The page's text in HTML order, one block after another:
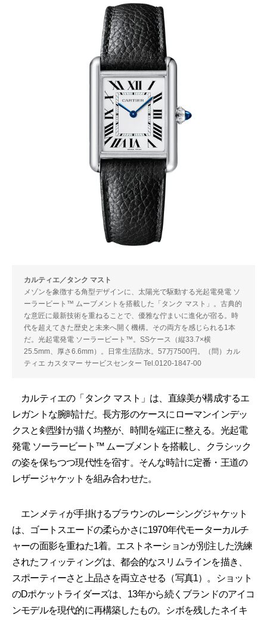
カルティエ／タンク マスト
メゾンを象徴する角型デザインに、太陽光で駆動する光起電発電 ソ
ーラービート™ ムーブメントを搭載した「タンク マスト」。古典的
な意匠に最新技術を重ねることで、優雅な佇まいに進化が宿る。時
代を超えてきた歴史と未来へ開く機構。その両方を感じられる1本
だ。光起電発電 ソーラービート™。SSケース（縦33.7×横
25.5mm、厚さ6.6mm）。日常生活防水。57万7500円。（問）カル
ティエ カスタマー サービスセンター Tel.0120-1847-00
カルティエの「タンク マスト」は、直線美が構成するエ
レガントな腕時計だ。長方形のケースにローマンインデッ
クスと剣型針が描く均整が、時間を端正に整える。光起電
発電 ソーラービート™ ムーブメントを搭載し、クラシック
の姿を保ちつつ現代性を宿す。そんな時計に定番・王道の
レザージャケットを組み合わせた。
エンメティが手掛けるブラウンのレーシングジャケット
は、ゴートスエードの柔らかさに1970年代モーターカルチ
ャーの面影を重ねた1着。エストネーションが別注した洗練
されたフィッティングは、都会的なスリムラインを描き、
スポーティーさと上品さを両立させる（写真1）。ショット
のDポケットライダーズは、13年から続くブランドのアイコ
ンモデルを現代的に再構築したもの。シボを残したネイキ